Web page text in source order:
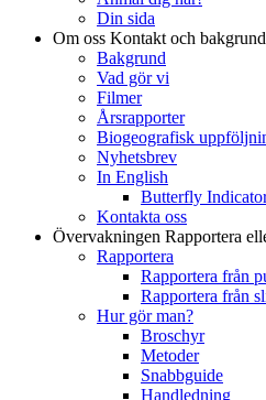
Din sida
Om oss Kontakt och bakgrund
Bakgrund
Vad gör vi
Filmer
Årsrapporter
Biogeografisk
Nyhetsbrev
In English
Butterfly
Kontakta oss
Övervakningen Rapportera
Rapportera
Rapportera från
Rapportera från
Hur gör man?
Broschyr
Metoder
Snabbguide
Handledning